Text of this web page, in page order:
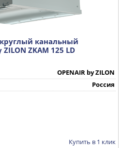
канальный
ZKAM 125 LD
OPENAIR by ZILON
Россия
Купить в 1 клик